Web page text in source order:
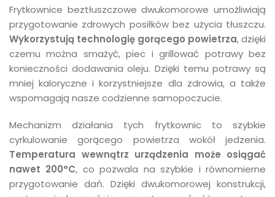
Frytkownice beztłuszczowe dwukomorowe umożliwiają
przygotowanie zdrowych posiłków bez użycia tłuszczu.
Wykorzystują technologię gorącego powietrza, dzięki
czemu można smażyć, piec i grillować potrawy bez
konieczności dodawania oleju. Dzięki temu potrawy są
mniej kaloryczne i korzystniejsze dla zdrowia, a także
wspomagają nasze codzienne samopoczucie.
Mechanizm działania tych frytkownic to szybkie
cyrkulowanie gorącego powietrza wokół jedzenia.
Temperatura wewnątrz urządzenia może osiągać
nawet 200°C, co pozwala na szybkie i równomierne
przygotowanie dań. Dzięki dwukomorowej konstrukcji,